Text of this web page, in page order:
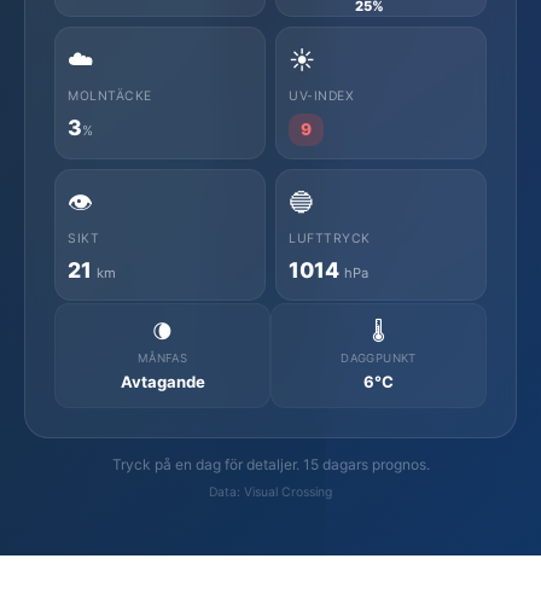
25%
☁️
MOLNTÄCKE
3%
☀️
UV-INDEX
9
👁️
SIKT
21 km
🔵
LUFTTRYCK
1014 hPa
🌘
MÅNFAS
Avtagande
🌡️
DAGGPUNKT
6°C
Tryck på en dag för detaljer. 15 dagars prognos.
Data: Visual Crossing